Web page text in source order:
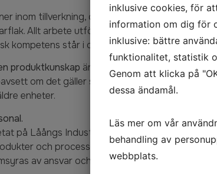
inom tillverkning, ombyggnation och
Allt arbete utförs i vår egen verkstad i
kompetens står i centrum.
produktkunskap är det få utmaningar vi inte
om det gäller specialanpassningar,
enheter.
på Låångs Industrier i många år och
och processer. Det ger kontinuitet, hög
av ansvar och yrkesstolthet.
inklusive cookies, för
information om dig för
inklusive: bättre
funktionalitet, statistik
Genom att klicka på
dessa ändamål.
Läs mer om vår
behandling av
webbplats.